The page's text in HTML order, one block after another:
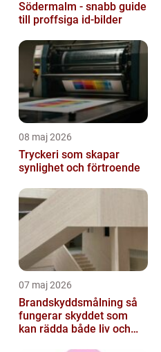
Södermalm - snabb guide
till proffsiga id-bilder
08 maj 2026
Tryckeri som skapar
synlighet och förtroende
07 maj 2026
Brandskyddsmålning så
fungerar skyddet som
kan rädda både liv och